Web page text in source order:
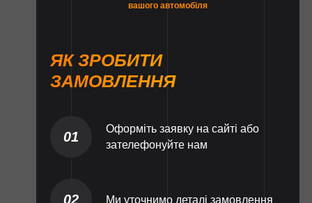
вашого автомобіля
ЯК ЗРОБИТИ
ЗАМОВЛЕННЯ
01
Оформіть заявку на сайті або
зателефонуйте нам
02 Ми уточнимо деталі замовлення